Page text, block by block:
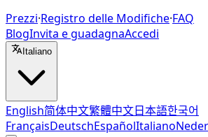
Prezzi·Registro delle Modifiche·FAQ
BlogInvita e guadagnaAccedi
Italiano
English简体中文繁體中文日本語한국어
FrançaisDeutschEspañolItaliano